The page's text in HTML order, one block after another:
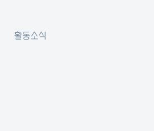
활동소식